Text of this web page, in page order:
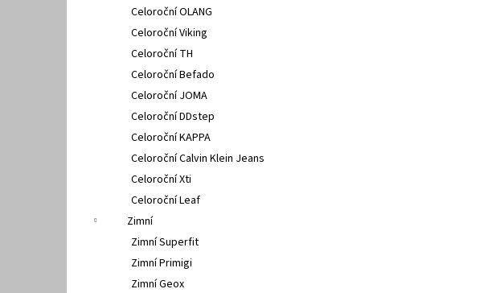
Celoroční OLANG
Celoroční Viking
Celoroční TH
Celoroční Befado
Celoroční JOMA
Celoroční DDstep
Celoroční KAPPA
Celoroční Calvin Klein Jeans
Celoroční Xti
Celoroční Leaf
Zimní
Zimní Superfit
Zimní Primigi
Zimní Geox